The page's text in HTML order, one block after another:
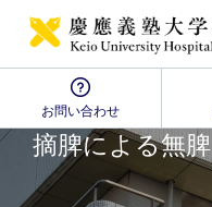
お問い合わせ
Disease Name Search
摘脾による無脾